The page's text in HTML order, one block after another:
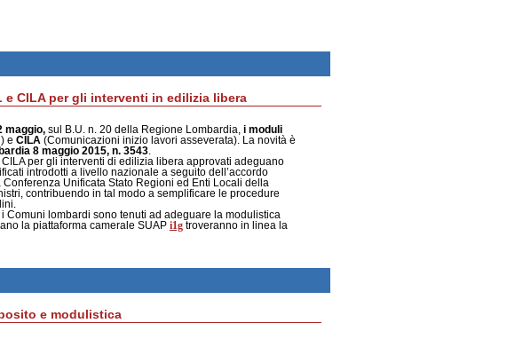
CILA per gli interventi in edilizia libera
maggio,sul B.U. n. 20 della Regione Lombardia, i moduli
e CILA (Comunicazioni inizio lavori asseverata). La novità è
8 maggio 2015, n. 3543.
CILA per gli interventi di edilizia libera approvati adeguano
introdotti a livello nazionale a seguito dell’accordo
Unificata Stato Regioni ed Enti Locali della
contribuendo in tal modo a semplificare le procedure
lombardi sono tenuti ad adeguare la modulistica
la piattaforma camerale SUAP i1gtroveranno in linea la
e modulistica